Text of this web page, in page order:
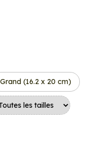
Grand (16.2 x 20 cm)